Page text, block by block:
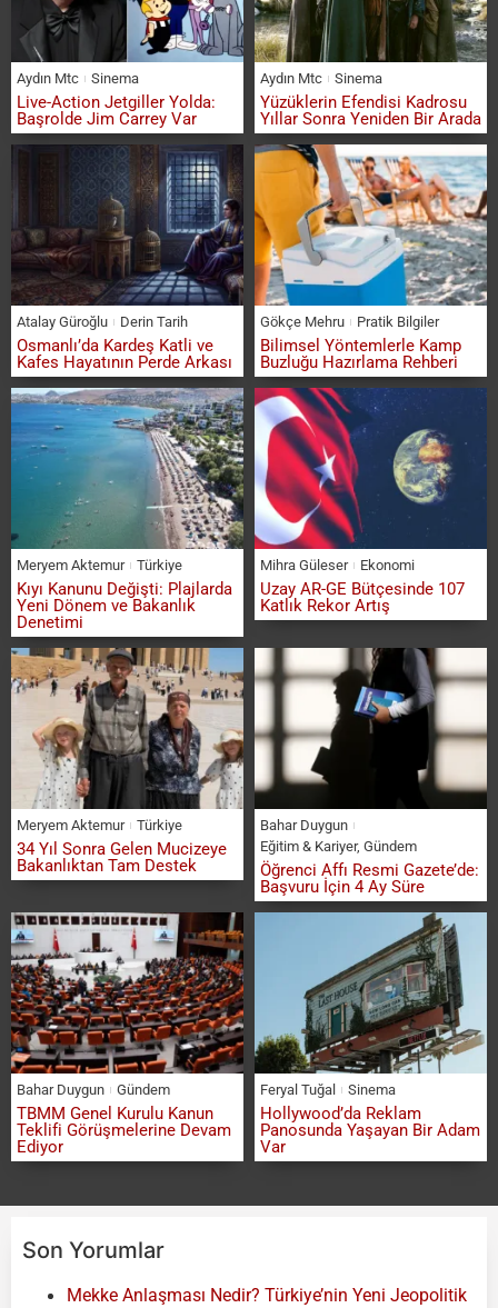
Aydın Mtc Sinema
Live-Action Jetgiller Yolda:
Başrolde Jim Carrey Var
Aydın Mtc Sinema
Yüzüklerin Efendisi Kadrosu
Yıllar Sonra Yeniden Bir Arada
Atalay Güroğlu Derin Tarih
Osmanlı’da Kardeş Katli ve
Kafes Hayatının Perde Arkası
Gökçe Mehru Pratik Bilgiler
Bilimsel Yöntemlerle Kamp
Buzluğu Hazırlama Rehberi
Meryem Aktemur Türkiye
Kıyı Kanunu Değişti: Plajlarda
Yeni Dönem ve Bakanlık
Denetimi
Mihra Güleser Ekonomi
Uzay AR-GE Bütçesinde 107
Katlık Rekor Artış
Meryem Aktemur Türkiye
34 Yıl Sonra Gelen Mucizeye
Bakanlıktan Tam Destek
Bahar Duygun
Eğitim & Kariyer, Gündem
Öğrenci Affı Resmi Gazete’de:
Başvuru İçin 4 Ay Süre
Bahar Duygun Gündem
TBMM Genel Kurulu Kanun
Teklifi Görüşmelerine Devam
Ediyor
Feryal Tuğal Sinema
Hollywood’da Reklam
Panosunda Yaşayan Bir Adam
Var
Son Yorumlar
Mekke Anlaşması Nedir? Türkiye’nin Yeni Jeopolitik